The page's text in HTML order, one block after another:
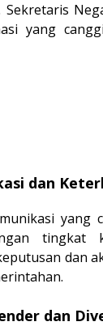
Sekretaris
yang
dan
yang
tingkat
dan
dan